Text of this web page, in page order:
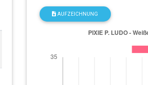
AUFZEICHNUNG